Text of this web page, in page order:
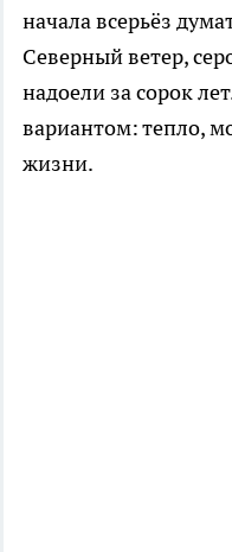
начала всерьёз
Северный ветер,
надоели за сорок
вариантом: тепло,
жизни.